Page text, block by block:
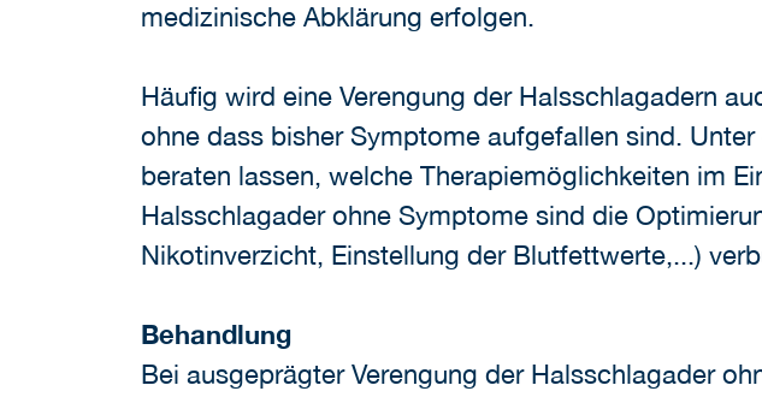
medizinische Abklärung erfolgen.
Häufig wird eine Verengung der Halsschlagadern
ohne dass bisher Symptome aufgefallen sind.
beraten lassen, welche Therapiemöglichkeiten im
Halsschlagader ohne Symptome sind die
Nikotinverzicht, Einstellung der Blutfettwerte,...)
Behandlung
Bei ausgeprägter Verengung der Halsschlagader